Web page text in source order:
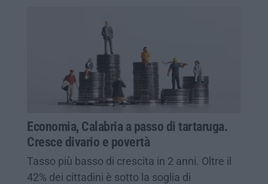
Economia, Calabria a passo di tartaruga.
Cresce divario e povertà
Tasso più basso di crescita in 2 anni. Oltre il
42% dei cittadini è sotto la soglia di